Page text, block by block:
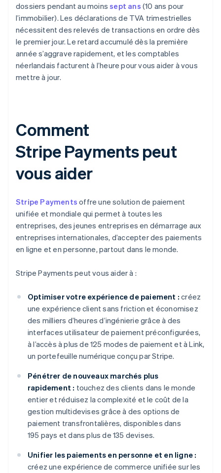
dossiers pendant au moinssept ans (10 ans pour
l’immobilier). Les déclarations de TVA trimestrielles
nécessitent des relevés de transactions en ordre dès
le premier jour. Le retard accumulé dès la première
année s’aggrave rapidement, et les comptables
néerlandais facturent à l’heure pour vous aider à vous
mettre à jour.
Comment
Stripe Payments peut
vous aider
Stripe Payments offre une solution de paiement
unifiée et mondiale qui permet à toutes les
entreprises, des jeunes entreprises en démarrage aux
entreprises internationales, d’accepter des paiements
en ligne et en personne, partout dans le monde.
Stripe Payments peut vous aider à :
Optimiser votre expérience de paiement : créez
une expérience client sans friction et économisez
des milliers d’heures d’ingénierie grâce à des
interfaces utilisateur de paiement préconfigurées,
à l’accès à plus de 125 modes de paiement et à Link,
un portefeuille numérique conçu par Stripe.
Pénétrer de nouveaux marchés plus
rapidement : touchez des clients dans le monde
entier et réduisez la complexité et le coût de la
gestion multidevises grâce à des options de
paiement transfrontalières, disponibles dans
195 pays et dans plus de 135 devises.
Unifier les paiements en personne et en ligne :
créez une expérience de commerce unifiée sur les